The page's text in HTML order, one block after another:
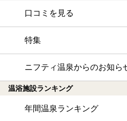
口コミを見る
特集
ニフティ温泉からのお知ら
温浴施設ランキング
年間温泉ランキング